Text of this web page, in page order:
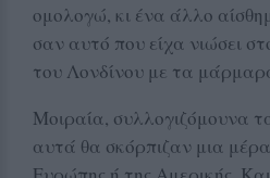
ομολογώ, κι ένα άλλο
σαν αυτό που είχα νιώσει
του Λονδίνου με τα
Μοιραία, συλλογιζόμουνα
αυτά θα σκόρπιζαν μια